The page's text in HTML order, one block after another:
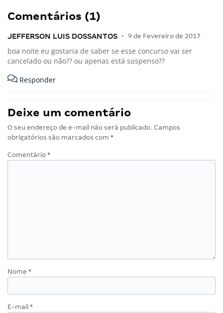
Comentários (1)
JEFFERSON LUIS DOSSANTOS • 9 de Fevereiro de 2017
boa noite eu gostaria de saber se esse concurso vai ser
cancelado ou não?? ou apenas está suspenso??
Responder
Deixe um comentário
O seu endereço de e-mail não será publicado. Campos
obrigatórios são marcados com *
Comentário *
Nome *
E-mail *